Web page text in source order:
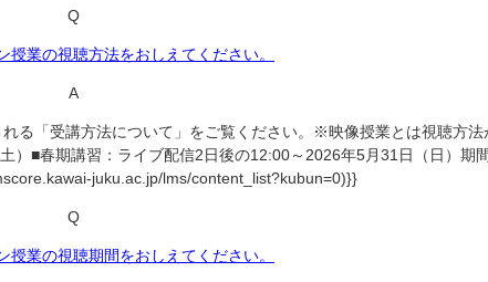
Q
授業の視聴方法をおしえてください。
A
る「受講方法について」をご覧ください。※映像授業とは視聴方
■春期講習：ライブ配信2日後の12:00～2026年5月31日（日）期
juku.ac.jp/lms/content_list?kubun=0)}}
Q
授業の視聴期間をおしえてください。